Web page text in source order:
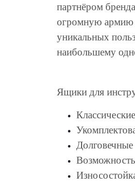
партнёром
огромную армию
уникальных
наибольшему
Ящики для
Долговечные
Возможность